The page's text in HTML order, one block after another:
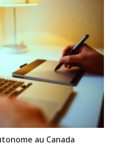
au Canada